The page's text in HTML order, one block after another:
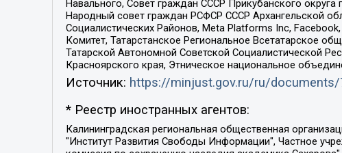
Навального, Совет граждан СССР Прикубанского
Народный совет граждан РСФСР СССР Архангельской
Социалистических Районов, Meta Platforms Inc,
Комитет, Татарстанское Региональное Всетатарское
Татарской Автономной Советской Социалистической
Красноярского края, Этническое национальное
Источник: https://minjust.gov.ru/ru/
* Реестр иностранных агентов:
Калининградская региональная общественная организация "Экозащита!-Женсовет", Фонд содействия защите прав и свобод граждан "Общественный вердикт", Фонд "Институт Развития Свободы Информации", Частное учреждение "Информационное агентство МЕМО. РУ", Региональная общественная организация "Общественная комиссия по сохранению наследия академика Сахарова", Фонд поддержки свободы прессы, Санкт-Петербургская общественная правозащитная организация "Гражданский контроль", Межрегиональная общественная организация "Информационно-просветительский центр "Мемориал", Региональный Фонд "Центр Защиты Прав Средств Массовой Информации", с 05.12.2023 Фонд "Центр Защиты Прав Средств массовой информации", Региональная общественная благотворительная организация помощи беженцам и мигрантам "Гражданское содействие", Негосударственное образовательное учреждение дополнительного профессионального образования (повышение квалификации) специалистов "АКАДЕМИЯ ПО ПРАВАМ ЧЕЛОВЕКА", Свердловская региональная общественная организация "Сутяжник", Автономная некоммерческая организация "Центр независимых социологических исследований", Союз общественных объединений "Российский исследовательский центр по правам человека", Региональное общественное учреждение научно-информационный центр "МЕМОРИАЛ", Некоммерческая организация "Фонд защиты гласности", Автономная некоммерческая организация "Институт прав человека", Городская общественная организация "Екатеринбургское общество "МЕМОРИАЛ", Городская общественная организация "Рязанское историко-просветительское и правозащитное общество "Мемориал" (Рязанский Мемориал), Челябинский региональный орган общественной самодеятельности – женское общественное объединение "Женщины Евразии", Челябинский региональный орган общественной самодеятельности "Уральская правозащитная группа", Фонд содействия защите здоровья и социальной справедливости имени Андрея Рылькова, Автономная Некоммерческая Организация "Аналитический Центр Юрия Левады", Автономная некоммерческая организация социальной поддержки населения "Проект Апрель", Региональная общественная организация помощи женщинам и детям, находящимся в кризисной ситуации "Информационно-методический центр "Анна", Фонд содействия развитию массовых коммуникаций и правовому просвещению "Так-так-Так", Фонд содействия устойчивому развитию "Серебряная тайга", Свердловский региональный общественный фонд социальных проектов "Новое время", "Idel.Реалии", Кавказ.Реалии, Крым.Реалии, Телеканал Настоящее Время, Татаро-башкирская служба Радио Свобода (Azatliq Radiosi), Радио Свободная Европа/Радио Свобода (PCE/PC), "Сибирь.Реалии", "Фактограф", Благотворительный фонд помощи осужденным и их семьям, Автономная некоммерческая организация "Институт глобализации и социальных движений", Фонд "В защиту прав заключенных", Частное учреждение "Центр поддержки и содействия развитию средств массовой информации", Пензенский региональный общественный благотворительный фонд "Гражданский союз", "Север.Реалии", Некоммерческая организация Фонд "Правовая инициатива", Общество с ограниченной ответственностью "Радио Свободная Европа/Радио Свобода", Чешское информационное агентство "MEDIUM-ORIENT", Красноярская региональная общественная организация "Мы против СПИДа", Камалягин Денис Николаевич, Маркелов Сергей Евгеньевич, Пономарев Лев Александрович, Савицкая Людмила